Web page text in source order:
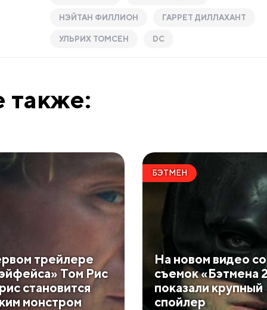
НЭЙТАН ФИЛЛИОН ГАРРЕТ ДИЛЛАХАНТ
УЛЬРИХ ТОМСЕН DC
также:
трейлере
Том Рис
становится
монстром
БЭТМЕН
На новом видео со
съемок «Бэтмена
показали крупный
спойлер